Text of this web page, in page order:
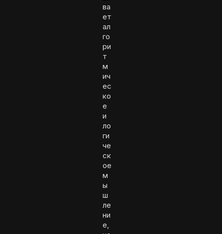
ва
ет
ал
го
ри
т
м
ич
ес
ко
е
и
ло
ги
че
ск
ое
м
ы
ш
ле
ни
е,